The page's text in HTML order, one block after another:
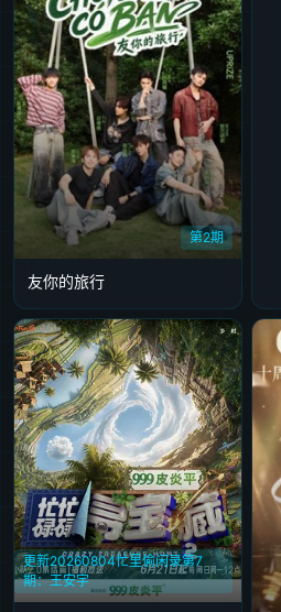
20250304 20250310 20250311
20250324 20250325 20250331
20250408 20250415 20250422
20250519 20250520 20250526
20250610 20250616 20250617
20250630
20250804 20250811 20250812
20250901 20250902 20250909
20250929 20251006 20251007
20251020 20251027 20251028
20251117 20251125 20251201
20251209 20251215 20251222
第2期
友你的旅行
更新20260804忙里偷闲录第7
期：王安宇